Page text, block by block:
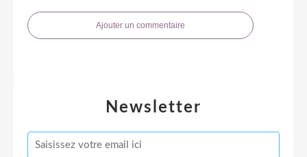
Ajouter un commentaire
Newsletter